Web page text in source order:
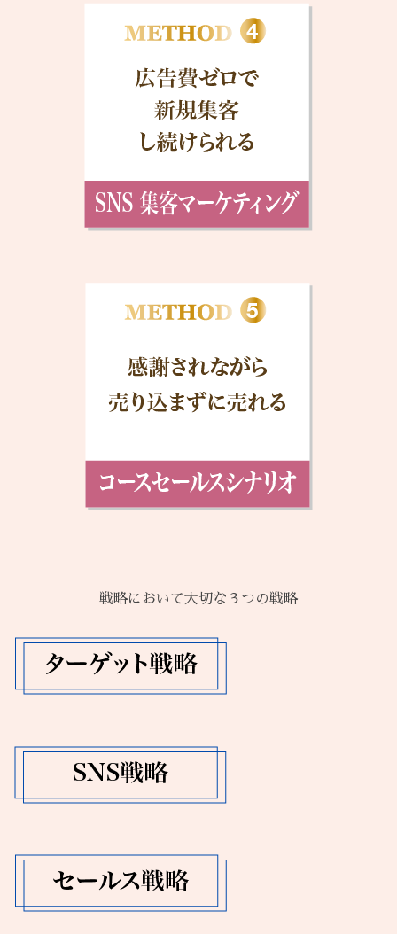
戦略において大切な３つの戦略